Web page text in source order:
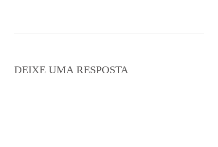
DEIXE UMA RESPOSTA